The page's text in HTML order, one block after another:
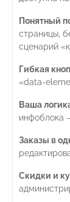
Понятный
страницы,
сценарий
Гибкая
«data-
Ваша
инфоблока
Заказы в
Скидки и